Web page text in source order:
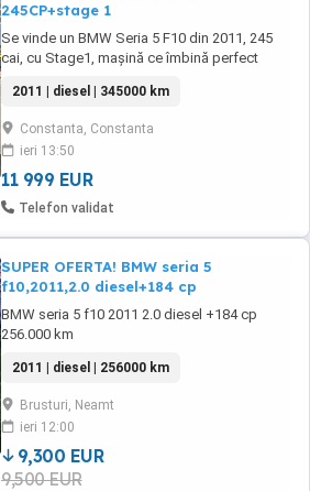
245CP+stage 1
Se vinde un BMW Seria 5 F10 din 2011, 245
cai, cu Stage1, mașină ce îmbină perfect
și bine întreținut, exterior cu aspect deosebit,
jante care completează look-ul, ideală atât
pentru drumuri lungi, cât și pentru utilizare
zilnică. Mașina se prezintă foarte ...
2011 | diesel | 345000 km
Constanta, Constanta
ieri 13:50
11 999 EUR
Telefon validat
SUPER OFERTA! BMW seria 5
f10,2011,2.0 diesel+184 cp
BMW seria 5 f10 2011 2.0 diesel +184 cp
256.000 km
2011 | diesel | 256000 km
Brusturi, Neamt
ieri 12:00
9,300 EUR
9,500 EUR